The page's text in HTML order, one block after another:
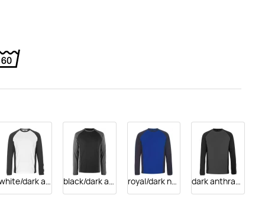
white/dark anthracite black/dark anthracite royal/dark navy dark anthracite/black